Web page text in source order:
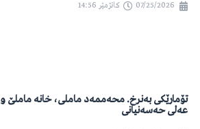
07/25/2026 کاتژمێر 14:56
تۆمارێکی بەنرخ. محەممەد ماملی، خانە ماملێ و
عەلی حەسەنیانی